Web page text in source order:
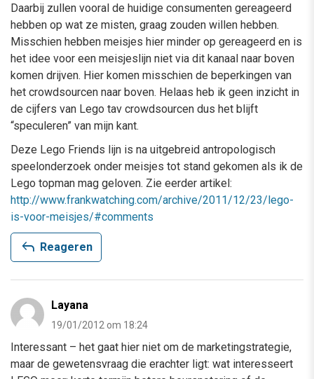
Daarbij zullen vooral de huidige consumenten gereageerd
hebben op wat ze misten, graag zouden willen hebben.
Misschien hebben meisjes hier minder op gereageerd en is
het idee voor een meisjeslijn niet via dit kanaal naar boven
komen drijven. Hier komen misschien de beperkingen van
het crowdsourcen naar boven. Helaas heb ik geen inzicht in
de cijfers van Lego tav crowdsourcen dus het blijft
“speculeren” van mijn kant.
Deze Lego Friends lijn is na uitgebreid antropologisch
speelonderzoek onder meisjes tot stand gekomen als ik de
Lego topman mag geloven. Zie eerder artikel:
http://www.frankwatching.com/archive/2011/12/23/lego-
is-voor-meisjes/#comments
reply Reageren
Layana
19/01/2012 om 18:24
Interessant – het gaat hier niet om de marketingstrategie,
maar de gewetensvraag die erachter ligt: wat interesseert